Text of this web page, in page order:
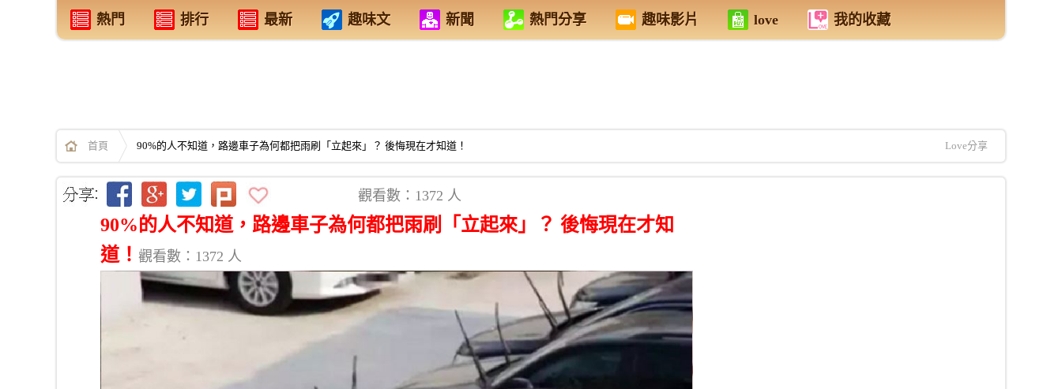
熱門 排行 最新 趣味文 新聞 熱門分享 趣味影片 love 我的收藏
首頁 90%的人不知道，路邊車子為何都把雨刷「立起來」？ 後悔現在才知道！ Love分享
觀看數：1372 人
90%的人不知道，路邊車子為何都把雨刷「立起來」？ 後悔現在才知
道！ 觀看數：1372 人